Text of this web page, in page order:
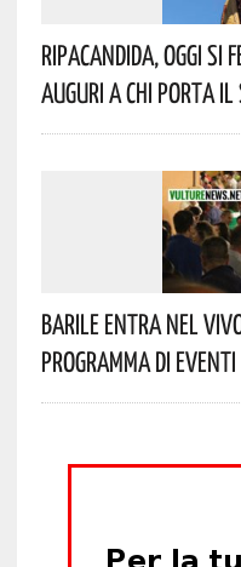
Ripacandida, Oggi Si
Auguri A Chi Porta Il
Barile Entra Nel
Programma Di